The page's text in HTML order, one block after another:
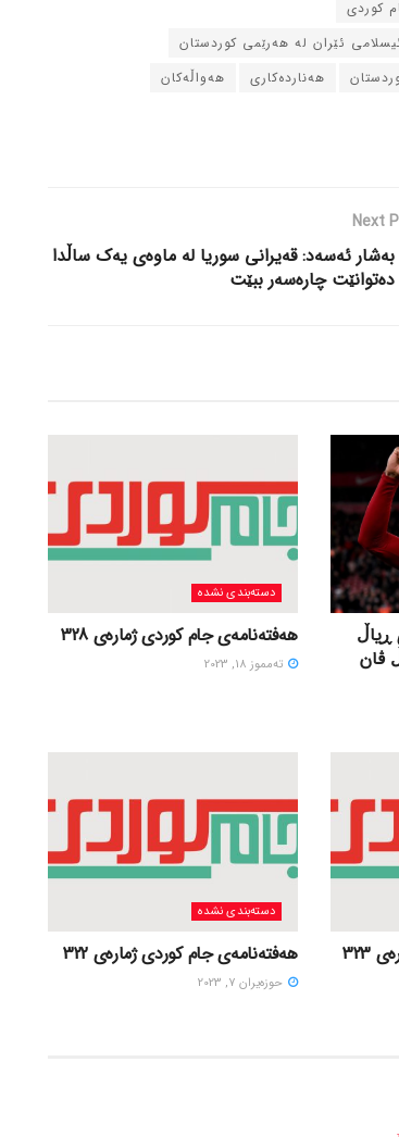
کوردی
ئێران له‌ هه‌رێمی کوردستان
هه‌نارده‌کاری هه‌واڵه‌کان
Next
به‌شار ئه‌سه‌د: قه‌یرانی سوریا له‌ ماوه‌ی یه‌ک ساڵدا
ده‌توانێت چاره‌سه‌ر ببێت
ڕیاڵ
ڤان
دسته‌بندی نشده
هەفتەنامەی جام کوردی ژمارەی 328
ته‌مموز 18, 2023
323
دسته‌بندی نشده
هەفتەنامەی جام کوردی ژمارەی 322
حوزه‌یران 7, 2023